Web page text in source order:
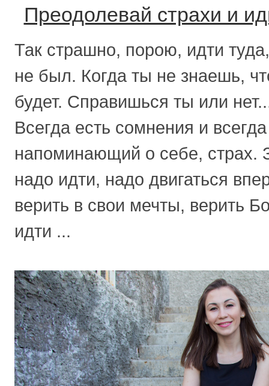
Преодолевай страхи и
Так страшно, порою, идти
не был. Когда ты не знаешь,
будет. Справишься ты или
Всегда есть сомнения и
напоминающий о себе, страх.
надо идти, надо двигаться
верить в свои мечты, верить
идти ...